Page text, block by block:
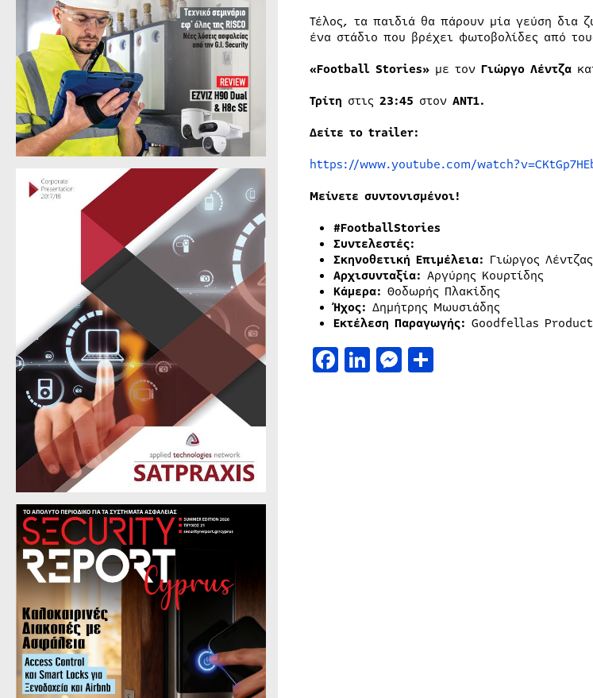
Τέλος, τα παιδιά θα πάρουν μία γεύση δια
ένα στάδιο που βρέχει φωτοβολίδες από
«Football Stories» με τονΓιώργο Λέντζα
Τρίτη στις 23:45 στον ΑΝΤ1.
Δείτε το trailer:
https://www.youtube.com/
Μείνετε συντονισμένοι!
#FootballStories
Συντελεστές:
Σκηνοθετική Επιμέλεια: Γιώργος Λέντζας
Αρχισυνταξία: Αργύρης Κουρτίδης
Κάμερα: Θοδωρής Πλακίδης
Ήχος: Δημήτρης Μωυσιάδης
Εκτέλεση Παραγωγής: Goodfellas
Facebook
LinkedIn
Messenger
Μοιραστείτε